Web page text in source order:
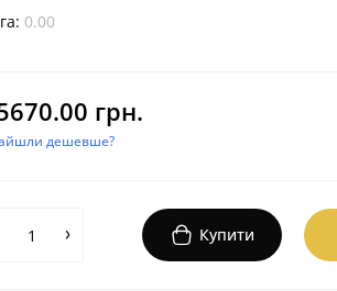
0.00
грн.
дешевше?
Купити